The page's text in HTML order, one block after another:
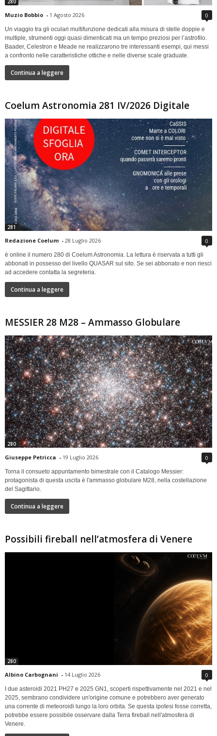
280
Muzio Bobbio - 1 Agosto 2026 0
Un viaggio tra gli oculari multifunzione dedicati alla misura di stelle doppie e
multiple, strumenti oggi quasi dimenticati ma un tempo preziosi per l’astrofilo.
Baader, Celestron e Meade ne realizzarono tre interessanti esempi, qui messi
a confronto nelle caratteristiche ottiche e nelle diverse scale graduate.
Continua a leggere
Coelum Astronomia 281 IV/2026 Digitale
281
Redazione Coelum - 28 Luglio 2026 0
è online il numero 280 di Coelum Astronomia. La lettura è riservata a tutti gli
abbonati in possesso del livello QUASAR sul sito. Se sei abbonato e non riesci
ad accedere contatta la segreteria.
Continua a leggere
MESSIER 28 M28 – Ammasso Globulare
280
Giuseppe Petricca - 19 Luglio 2026 0
Torna il consueto appuntamento bimestrale con il Catalogo Messier:
protagonista di questa uscita è l'ammasso globulare M28, nella costellazione
del Sagittario.
Continua a leggere
Possibili fireball nell’atmosfera di Venere
280
Albino Carbognani - 14 Luglio 2026 0
I due asteroidi 2021 PH27 e 2025 GN1, scoperti rispettivamente nel 2021 e nel
2025, sembrano condividere un'origine comune e potrebbero aver generato
una corrente di meteoroidi lungo la loro orbita. Se questa ipotesi fosse corretta,
potrebbe essere possibile osservare dalla Terra fireball nell'atmosfera di
Venere.